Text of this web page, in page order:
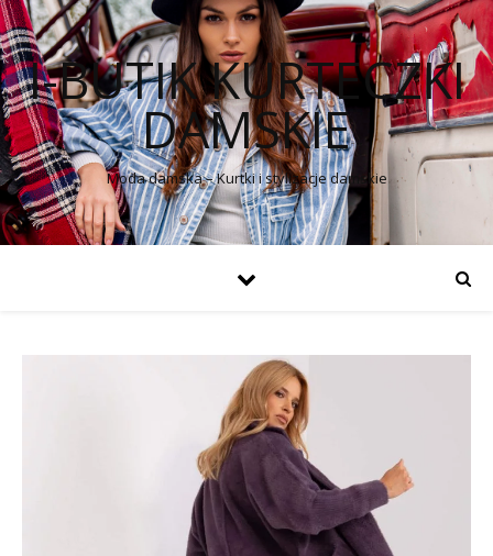
I-BUTIK KURTECZKI
DAMSKIE
Moda damska – Kurtki i stylizacje damskie